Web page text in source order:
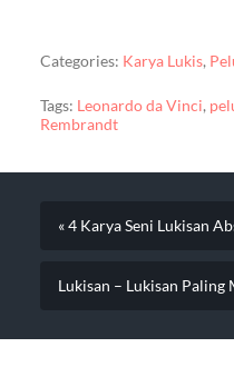
Categories: Karya Lukis,
Tags: Leonardo da Vinci,
Rembrandt
« 4 Karya Seni Lukisan
Lukisan – Lukisan Paling